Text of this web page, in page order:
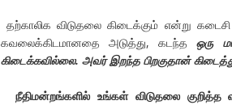
தற்காலிக விடுதலை கிடைக்கும் என்று
கவலைக்கிடமானதை அடுத்து, கடந்தஒரு
கிடைக்கவில்லை. அவர் இறந்த பிறகுதான்
நீதிமன்றங்களில் உங்கள் விடுதலை குறித்த